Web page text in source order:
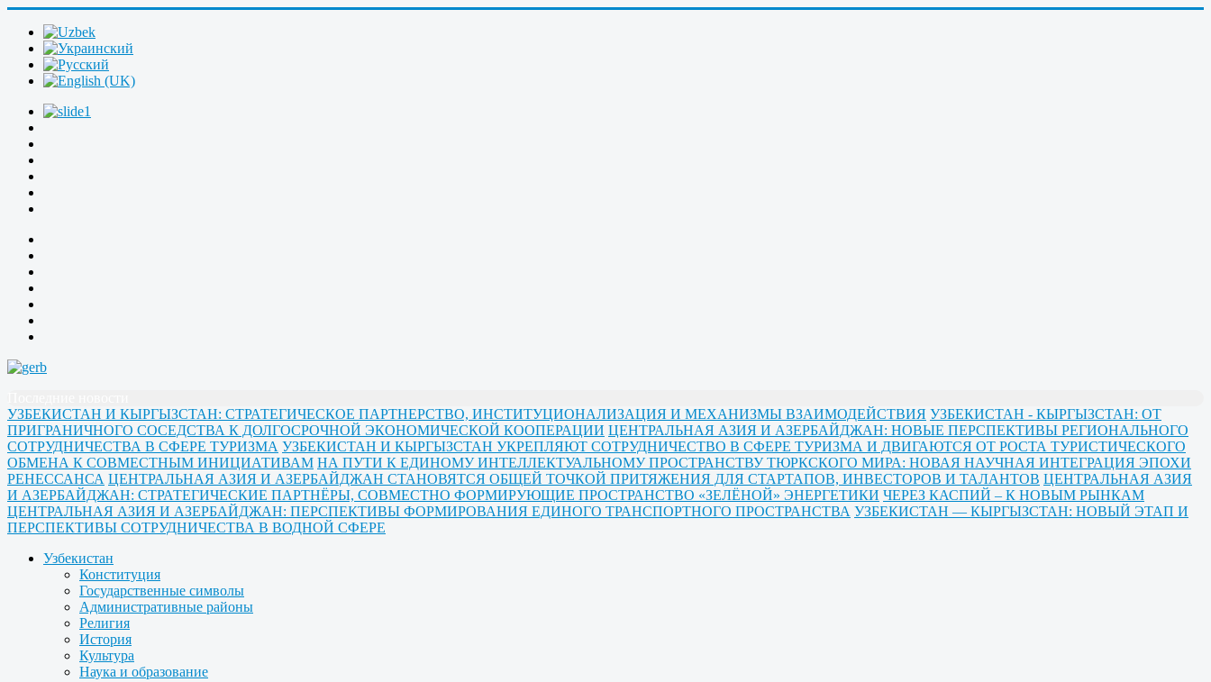
УЗБЕКИСТАН И КЫРГЫЗСТАН: СТРАТЕГИЧЕСКОЕ ПАРТНЕРСТВО, ИНСТИТУЦИОНАЛИЗАЦИЯ И МЕХАНИЗМЫ ВЗАИМОДЕЙСТВИЯ УЗБЕКИСТАН - КЫРГЫЗСТАН: ОТ
ПРИГРАНИЧНОГО СОСЕДСТВА К ДОЛГОСРОЧНОЙ ЭКОНОМИЧЕСКОЙ КООПЕРАЦИИ ЦЕНТРАЛЬНАЯ АЗИЯ И АЗЕРБАЙДЖАН: НОВЫЕ ПЕРСПЕКТИВЫ РЕГИОНАЛЬНОГО
СОТРУДНИЧЕСТВА В СФЕРЕ ТУРИЗМА УЗБЕКИСТАН И КЫРГЫЗСТАН УКРЕПЛЯЮТ СОТРУДНИЧЕСТВО В СФЕРЕ ТУРИЗМА И ДВИГАЮТСЯ ОТ РОСТА ТУРИСТИЧЕСКОГО
ОБМЕНА К СОВМЕСТНЫМ ИНИЦИАТИВАМ НА ПУТИ К ЕДИНОМУ ИНТЕЛЛЕКТУАЛЬНОМУ ПРОСТРАНСТВУ ТЮРКСКОГО МИРА: НОВАЯ НАУЧНАЯ ИНТЕГРАЦИЯ ЭПОХИ
РЕНЕССАНСА ЦЕНТРАЛЬНАЯ АЗИЯ И АЗЕРБАЙДЖАН СТАНОВЯТСЯ ОБЩЕЙ ТОЧКОЙ ПРИТЯЖЕНИЯ ДЛЯ СТАРТАПОВ, ИНВЕСТОРОВ И ТАЛАНТОВ ЦЕНТРАЛЬНАЯ АЗИЯ
И АЗЕРБАЙДЖАН: СТРАТЕГИЧЕСКИЕ ПАРТНЁРЫ, СОВМЕСТНО ФОРМИРУЮЩИЕ ПРОСТРАНСТВО «ЗЕЛЁНОЙ» ЭНЕРГЕТИКИ ЧЕРЕЗ КАСПИЙ – К НОВЫМ РЫНКАМ
ЦЕНТРАЛЬНАЯ АЗИЯ И АЗЕРБАЙДЖАН: ПЕРСПЕКТИВЫ ФОРМИРОВАНИЯ ЕДИНОГО ТРАНСПОРТНОГО ПРОСТРАНСТВА УЗБЕКИСТАН — КЫРГЫЗСТАН: НОВЫЙ ЭТАП И
ПЕРСПЕКТИВЫ СОТРУДНИЧЕСТВА В ВОДНОЙ СФЕРЕ
Узбекистан
Конституция
Государственные символы
Административные районы
Религия
История
Культура
Наука и образование